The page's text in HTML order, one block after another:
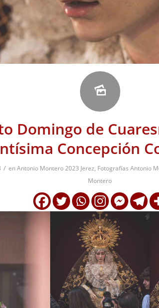
Domingo de
Concepción
/ enAntonio Montero 2023 Jerez, Fotografías Antonio
Montero